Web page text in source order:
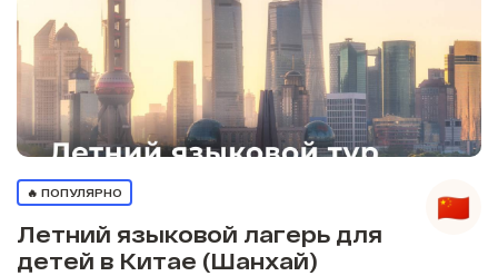
🔥 ПОПУЛЯРНО
Летний языковой лагерь для
детей в Китае (Шанхай)